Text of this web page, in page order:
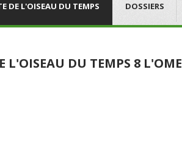
DE L'OISEAU DU TEMPS DOSSIERS
L'OISEAU DU TEMPS 8